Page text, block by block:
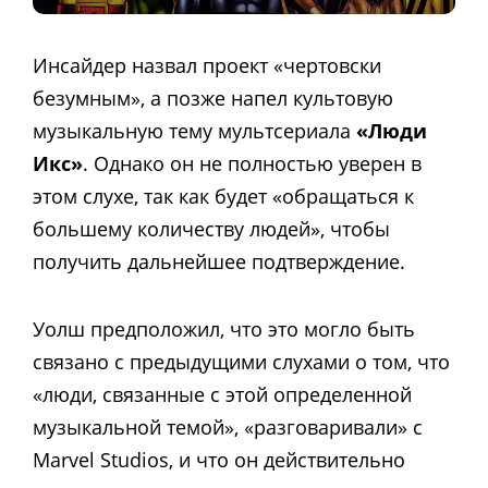
Инсайдер назвал проект «чертовски
безумным», а позже напел культовую
музыкальную тему мультсериала «Люди
Икс». Однако он не полностью уверен в
этом слухе, так как будет «обращаться к
большему количеству людей», чтобы
получить дальнейшее подтверждение.
Уолш предположил, что это могло быть
связано с предыдущими слухами о том, что
«люди, связанные с этой определенной
музыкальной темой», «разговаривали» с
Marvel Studios, и что он действительно